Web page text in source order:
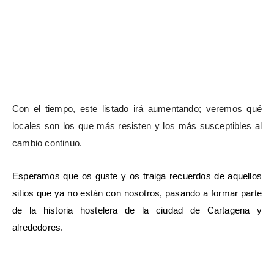
Con el tiempo, este listado irá aumentando; veremos qué
locales son los que más resisten y los más susceptibles al
cambio continuo.
Esperamos que os guste y os traiga recuerdos de aquellos
sitios que ya no están con nosotros, pasando a formar parte
de la historia hostelera de la ciudad de Cartagena y
alrededores.